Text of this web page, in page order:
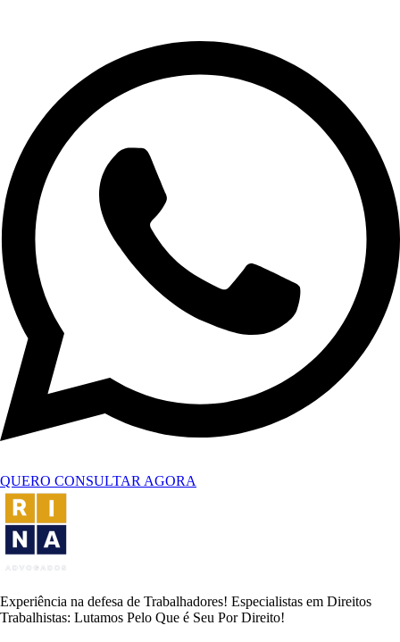
QUERO CONSULTAR AGORA
Experiência na defesa de Trabalhadores! Especialistas em Direitos
Trabalhistas: Lutamos Pelo Que é Seu Por Direito!